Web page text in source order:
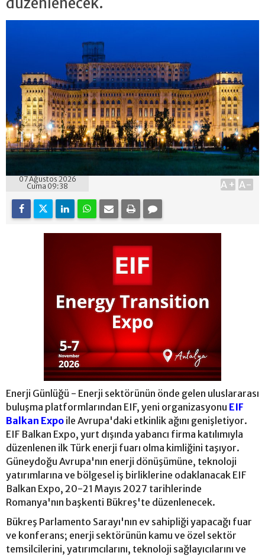
07 Ağustos 2026
Cuma 09:38
A+ A-
Enerji Günlüğü - Enerji sektörünün önde gelen uluslararası
buluşma platformlarından EIF, yeni organizasyonu EIF
Balkan Expo ile Avrupa'daki etkinlik ağını genişletiyor.
EIF Balkan Expo, yurt dışında yabancı firma katılımıyla
düzenlenen ilk Türk enerji fuarı olma kimliğini taşıyor.
Güneydoğu Avrupa'nın enerji dönüşümüne, teknoloji
yatırımlarına ve bölgesel iş birliklerine odaklanacak EIF
Balkan Expo, 20-21 Mayıs 2027 tarihlerinde
Romanya'nın başkenti Bükreş'te düzenlenecek.
Bükreş Parlamento Sarayı'nın ev sahipliği yapacağı fuar
ve konferans; enerji sektörünün kamu ve özel sektör
temsilcilerini, yatırımcılarını, teknoloji sağlayıcılarını ve